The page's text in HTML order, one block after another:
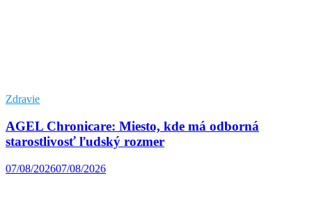
Zdravie
AGEL Chronicare: Miesto, kde má odborná
starostlivosť ľudský rozmer
07/08/202607/08/2026